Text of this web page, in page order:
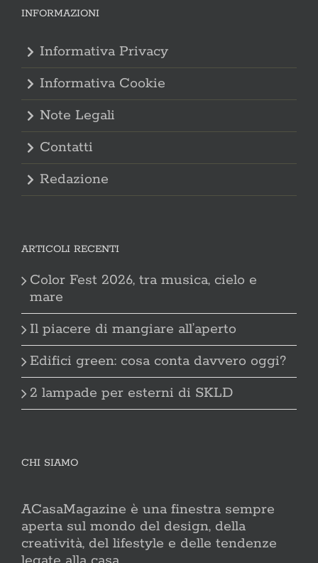
INFORMAZIONI
Informativa Privacy
Informativa Cookie
Note Legali
Contatti
Redazione
ARTICOLI RECENTI
Color Fest 2026, tra musica, cielo e
mare
Il piacere di mangiare all’aperto
Edifici green: cosa conta davvero oggi?
2 lampade per esterni di SKLD
CHI SIAMO
ACasaMagazine è una finestra sempre
aperta sul mondo del design, della
creatività, del lifestyle e delle tendenze